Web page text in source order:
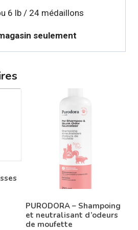
6 lb / 24 médaillons
seulement
PURODORA – Shampoing
et neutralisant d’odeurs
de moufette